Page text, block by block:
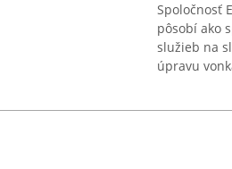
Spoločnosť
pôsobí ako
služieb na
úpravu